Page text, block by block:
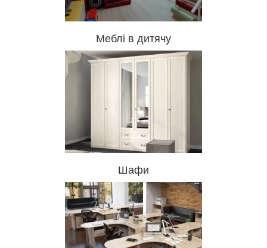
Меблі в дитячу
Шафи